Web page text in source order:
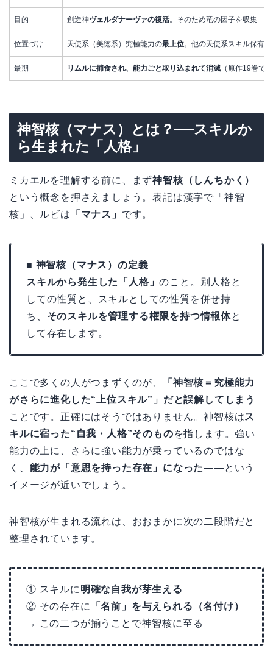
目的 創造神ヴェルダナーヴァの復活。そのため竜の因子を収集
位置づけ 天使系（美徳系）究極能力の最上位。他の天使系スキル保有
最期 リムルに捕食され、能力ごと取り込まれて消滅 （原作19巻で
神智核（マナス）とは？──スキルか
ら生まれた「人格」
ミカエルを理解する前に、まず神智核（しんちかく）
という概念を押さえましょう。表記は漢字で「神智
核」、ルビは
「マナス」 です。
■ 神智核（マナス）の定義
スキルから発生した「人格」のこと。別人格と
しての性質と、スキルとしての性質を併せ持
ち、 そのスキルを管理する権限を持つ情報体と
して存在します。
ここで多くの人がつまずくのが、
「神智核＝究極能力
がさらに進化した“上位スキル”」だと誤解してしまう
ことです。正確にはそうではありません。神智核はス
キルに宿った“自我・人格”そのものを指します。強い
能力の上に、さらに強い能力が乗っているのではな
く、 能力が「意思を持った存在」になった——という
イメージが近いでしょう。
神智核が生まれる流れは、おおまかに次の二段階だと
整理されています。
① スキルに 明確な自我が芽生える
② その存在に
「名前」を与えられる（名付け）
→ この二つが揃うことで神智核に至る